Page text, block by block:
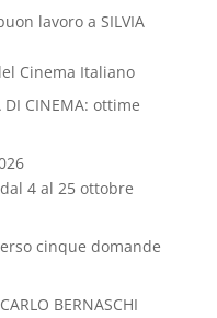
lavoro a SILVIA
Cinema Italiano
DI CINEMA: ottime
4 al 25 ottobre
cinque domande
BERNASCHI